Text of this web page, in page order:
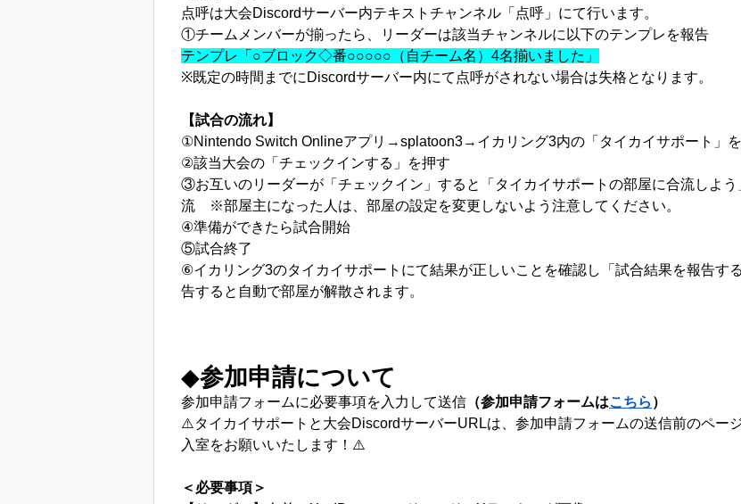
点呼は大会Discordサーバー内テキストチャンネル「点呼」にて行います。
①チームメンバーが揃ったら、リーダーは該当チャンネルに以下のテンプレを報告
テンプレ「○ブロック◇番○○○○○（自チーム名）4名揃いました」
※既定の時間までにDiscordサーバー内にて点呼がされない場合は失格となります。
【試合の流れ】
①Nintendo Switch Onlineアプリ→splatoon3→イカリング3内の「タイカイサポート」を
②該当大会の「チェックインする」を押す
③お互いのリーダーが「チェックイン」すると「タイカイサポートの部屋に合流しよ
流 ※部屋主になった人は、部屋の設定を変更しないよう注意してください。
④準備ができたら試合開始
⑤試合終了
⑥イカリング3のタイカイサポートにて結果が正しいことを確認し「試合結果を報告
告すると自動で部屋が解散されます。
◆参加申請について
参加申請フォームに必要事項を入力して送信 （参加申請フォームはこちら ）
⚠️タイカイサポートと大会DiscordサーバーURLは、参加申請フォームの送信前のペー
入室をお願いいたします！⚠️
＜必要事項＞